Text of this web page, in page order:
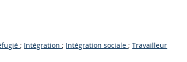
; Intégration ; Intégration sociale ; Travailleur